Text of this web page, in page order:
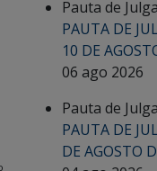
Pauta de
PAUTA DE
10 DE
06 ago 2026
Pauta de
PAUTA DE
DE AGOSTO